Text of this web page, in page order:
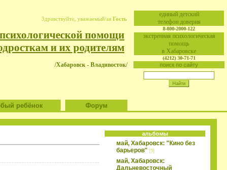
eдиный детский
телефон доверия
8-800-2000-122
экстренная психологическая
помощь
в Хабаровске
(4212) 30-71-71
поиск по сайту
Здравствуйте, уважаемый/ая Гость
помощи
и их родителям
/Хабаровск - Владивосток/
ребёнок Форум
альбомы
май, Хабаровск: "Кино без
барьеров" [5]
май, Хабаровск:
Дальневосточный